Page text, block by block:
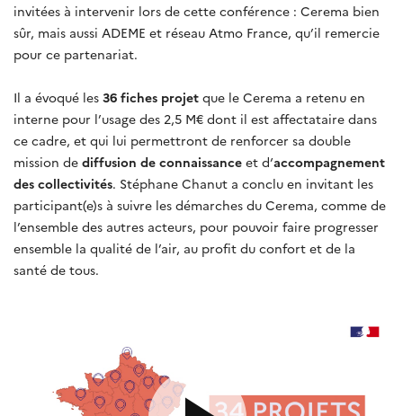
invitées à intervenir lors de cette conférence : Cerema bien
sûr, mais aussi ADEME et réseau Atmo France, qu’il remercie
pour ce partenariat.
Il a évoqué les 36 fiches projet que le Cerema a retenu en
interne pour l’usage des 2,5 M€ dont il est affectataire dans
ce cadre, et qui lui permettront de renforcer sa double
mission de diffusion de connaissance et d‘accompagnement
des collectivités. Stéphane Chanut a conclu en invitant les
participant(e)s à suivre les démarches du Cerema, comme de
l’ensemble des autres acteurs, pour pouvoir faire progresser
ensemble la qualité de l’air, au profit du confort et de la
santé de tous.